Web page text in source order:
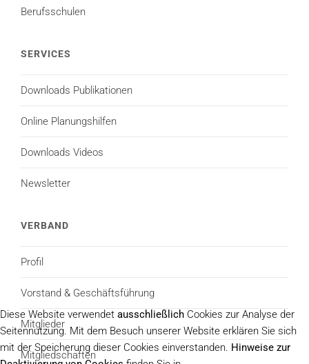
Berufsschulen
SERVICES
Downloads Publikationen
Online Planungshilfen
Downloads Videos
Newsletter
VERBAND
Profil
Vorstand & Geschäftsführung
Mitglieder
Mitgliedschaften
Diese Website verwendet ausschließlich Cookies zur Analyse der
Seitennutzung. Mit dem Besuch unserer Website erklären Sie sich
mit der Speicherung dieser Cookies einverstanden. Hinweise zur